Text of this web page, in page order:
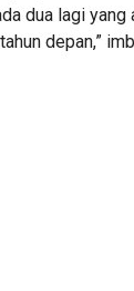
dua lagi
depan,”